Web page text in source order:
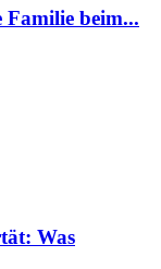
Familie beim...
Was